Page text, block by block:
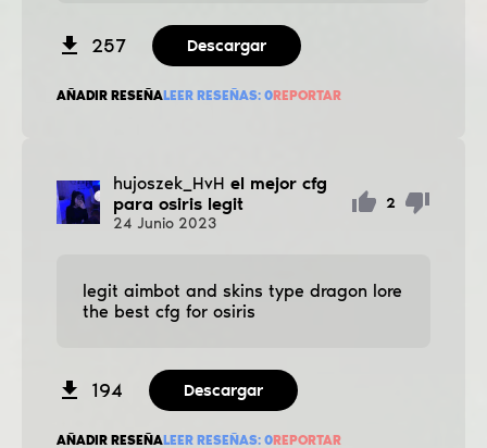
257 Descargar
AÑADIR RESEÑALEER RESEÑAS: 0REPORTAR
hujoszek_HvH el mejor cfg
para osiris legit
24 Junio 2023
2
legit aimbot and skins type dragon lore
the best cfg for osiris
194 Descargar
AÑADIR RESEÑALEER RESEÑAS: 0REPORTAR